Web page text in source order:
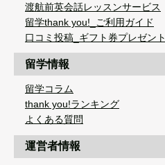
渡航前英会話レッスンサービス
留学thank you!_ご利用ガイド
口コミ投稿_ギフト券プレゼント
留学情報
留学コラム
thank you!ランキング
よくある質問
運営者情報